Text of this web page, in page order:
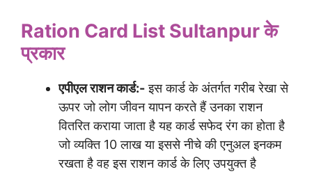
Ration Card List Sultanpur के
प्रकार
एपीएल राशन कार्ड:-इस कार्ड के अंतर्गत गरीब रेखा से
ऊपर जो लोग जीवन यापन करते हैं उनका राशन
वितरित कराया जाता है यह कार्ड सफेद रंग का होता है
जो व्यक्ति 10 लाख या इससे नीचे की एनुअल इनकम
रखता है वह इस राशन कार्ड के लिए उपयुक्त है